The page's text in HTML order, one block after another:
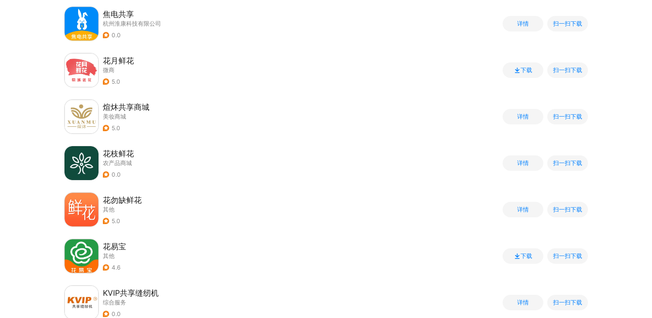
焦电共享
杭州淮康科技有限公司
0.0
详情 扫一扫下载
花月鲜花
微商
5.0
下载 扫一扫下载
煊炑共享商城
美妆商城
5.0
详情 扫一扫下载
花枝鲜花
农产品商城
0.0
详情 扫一扫下载
花勿缺鲜花
其他
5.0
详情 扫一扫下载
花易宝
其他
4.6
下载 扫一扫下载
KVIP共享缝纫机
综合服务
0.0
详情 扫一扫下载